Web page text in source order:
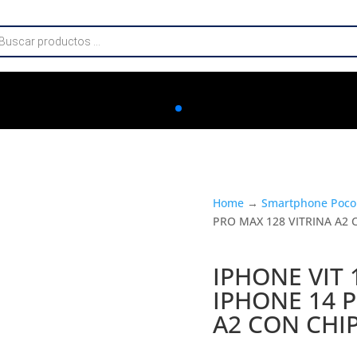
Home→ Smartphone
PRO MAX 128 VITRINA A2
IPHONE VIT
IPHONE 14
A2 CON